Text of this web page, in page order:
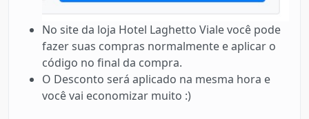
No site da loja Hotel Laghetto Viale você pode
fazer suas compras normalmente e aplicar o
código no final da compra.
O Desconto será aplicado na mesma hora e
você vai economizar muito :)